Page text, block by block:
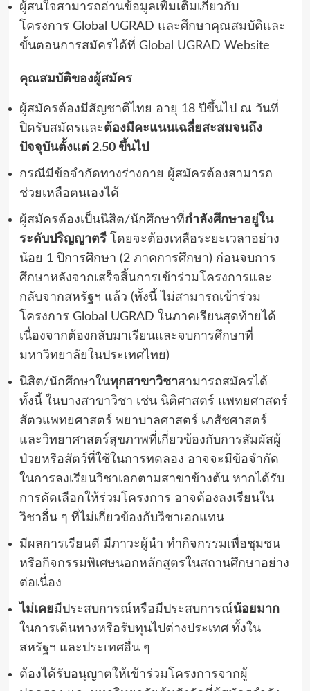
ผู้สนใจสามารถอ่านข้อมูลเพิ่มเติมเกี่ยวกับ
โครงการ Global UGRAD และศึกษาคุณสมบัติและ
ขั้นตอนการสมัครได้ที่ Global UGRAD Website
คุณสมบัติของผู้สมัคร
ผู้สมัครต้องมีสัญชาติไทย อายุ 18 ปีขึ้นไป ณ วันที่
ปิดรับสมัครและต้องมีคะแนนเฉลี่ยสะสมจนถึง
ปัจจุบันตั้งแต่2.50 ขึ้นไป
กรณีมีข้อจำกัดทางร่างกาย ผู้สมัครต้องสามารถ
ช่วยเหลือตนเองได้
ผู้สมัครต้องเป็นนิสิต/นักศึกษาที่กำลังศึกษาอยู่ใน
ระดับปริญญาตรี โดยจะต้องเหลือระยะเวลาอย่าง
น้อย 1 ปีการศึกษา (2 ภาคการศึกษา) ก่อนจบการ
ศึกษาหลังจากเสร็จสิ้นการเข้าร่วมโครงการและ
กลับจากสหรัฐฯ แล้ว (ทั้งนี้ ไม่สามารถเข้าร่วม
โครงการ Global UGRAD ในภาคเรียนสุดท้ายได้
เนื่องจากต้องกลับมาเรียนและจบการศึกษาที่
มหาวิทยาลัยในประเทศไทย)
นิสิต/นักศึกษาในทุกสาขาวิชาสามารถสมัครได้
ทั้งนี้ ในบางสาขาวิชา เช่น นิติศาสตร์ แพทยศาสตร์
สัตวแพทยศาสตร์ พยาบาลศาสตร์ เภสัชศาสตร์
และวิทยาศาสตร์สุขภาพที่เกี่ยวข้องกับการสัมผัสผู้
ป่วยหรือสัตว์ที่ใช้ในการทดลอง อาจจะมีข้อจำกัด
ในการลงเรียนวิชาเอกตามสาขาข้างต้น หากได้รับ
การคัดเลือกให้ร่วมโครงการ อาจต้องลงเรียนใน
วิชาอื่น ๆ ที่ไม่เกี่ยวข้องกับวิชาเอกแทน
มีผลการเรียนดี มีภาวะผู้นำ ทำกิจกรรมเพื่อชุมชน
หรือกิจกรรมพิเศษนอกหลักสูตรในสถานศึกษาอย่าง
ต่อเนื่อง
ไม่เคยมีประสบการณ์หรือมีประสบการณ์น้อยมาก
ในการเดินทางหรือรับทุนไปต่างประเทศ ทั้งใน
สหรัฐฯ และประเทศอื่น ๆ
ต้องได้รับอนุญาตให้เข้าร่วมโครงการจากผู้